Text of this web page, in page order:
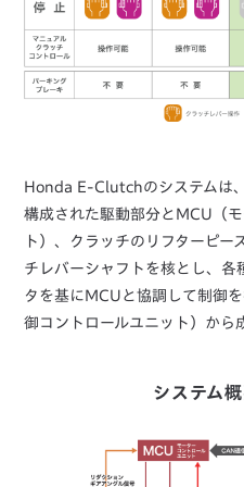
Honda E-Clutchのシステムは
構成された駆動部分とMCU（
ト）、クラッチのリフターピ
チレバーシャフトを核とし、各
タを基にMCUと協調して制御
御コントロールユニット）から
システム